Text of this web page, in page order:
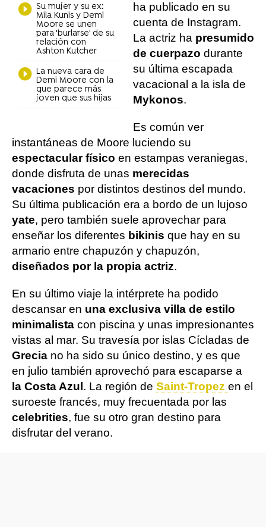
Su mujer y su ex:
Mila Kunis y Demi
Moore se unen
para 'burlarse' de su
relación con
Ashton Kutcher
La nueva cara de
Demi Moore con la
que parece más
joven que sus hijas
ha publicado en su
cuenta de Instagram.
La actriz ha presumido
de cuerpazo durante
su última escapada
vacacional a la isla de
Mykonos.
Es común ver
instantáneas de Moore luciendo su
espectacular físico en estampas veraniegas,
donde disfruta de unas merecidas
vacaciones por distintos destinos del mundo.
Su última publicación era a bordo de un lujoso
yate, pero también suele aprovechar para
enseñar los diferentes bikinis que hay en su
armario entre chapuzón y chapuzón,
diseñados por la propia actriz.
En su último viaje la intérprete ha podido
descansar en una exclusiva villa de estilo
minimalista con piscina y unas impresionantes
vistas al mar. Su travesía por islas Cícladas de
Grecia no ha sido su único destino, y es que
en julio también aprovechó para escaparse a
la Costa Azul . La región de Saint-Tropez en el
suroeste francés, muy frecuentada por las
celebrities, fue su otro gran destino para
disfrutar del verano.